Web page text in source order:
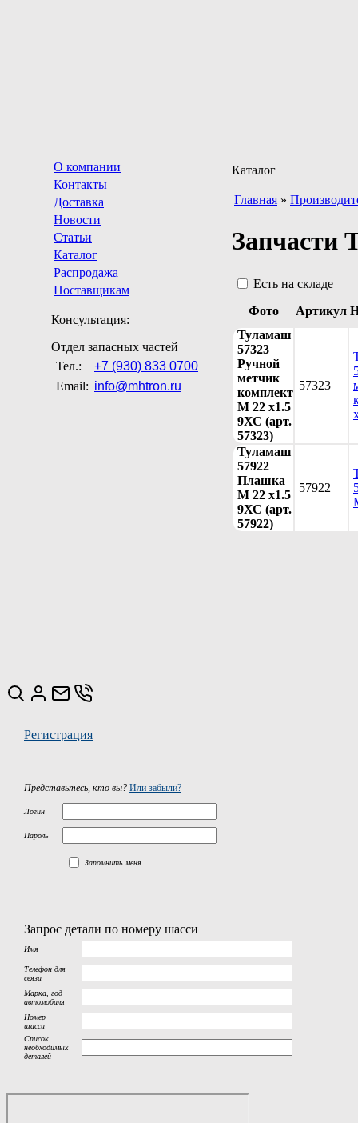
О компании
Контакты
Доставка
Новости
Статьи
Каталог
Распродажа
Поставщикам
Консультация:
Отдел запасных частей
Тел.:
+7 (930) 833 0700
Email: info@mhtron.ru
Каталог
Главная »
Запчасти
Есть на складе
Фото
Артикул
Туламаш
57323
Ручной
метчик
комплект
М 22 х1.5
9ХС (арт.
57323)
57323
Туламаш
57922
Плашка
М 22 х1.5
9ХС (арт.
57922)
57922
Регистрация
Представьтесь, кто вы? Или забыли?
Логин
Пароль
Запомнить меня
Запрос детали по номеру шасси
Имя
Телефон для
связи
Марка, год
автомобиля
Номер
шасси
Список
необходимых
деталей